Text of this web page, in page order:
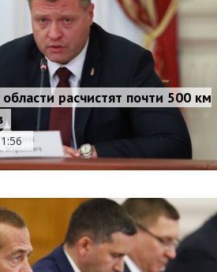
расчистят почти 500 км